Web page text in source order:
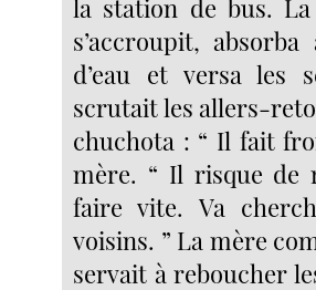
la station de bus.
s’accroupit,
d’eau et versa les
scrutait les allers-
chuchota : “ Il fait
mère. “ Il risque de
faire vite. Va
voisins. ” La mère
servait à reboucher